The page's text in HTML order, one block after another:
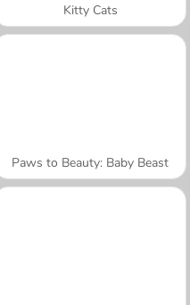
Kitty Cats
Paws to Beauty: Baby Beast